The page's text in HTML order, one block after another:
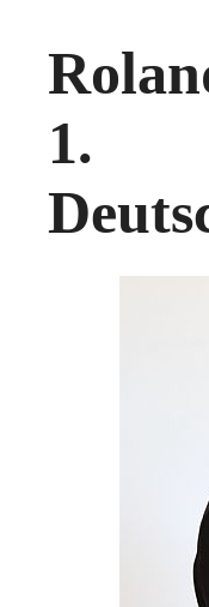
1.